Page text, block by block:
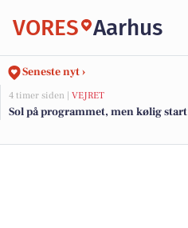
VORES Aarhus
Seneste nyt ›
4 timer siden | VEJRET
Sol på programmet, men kølig start